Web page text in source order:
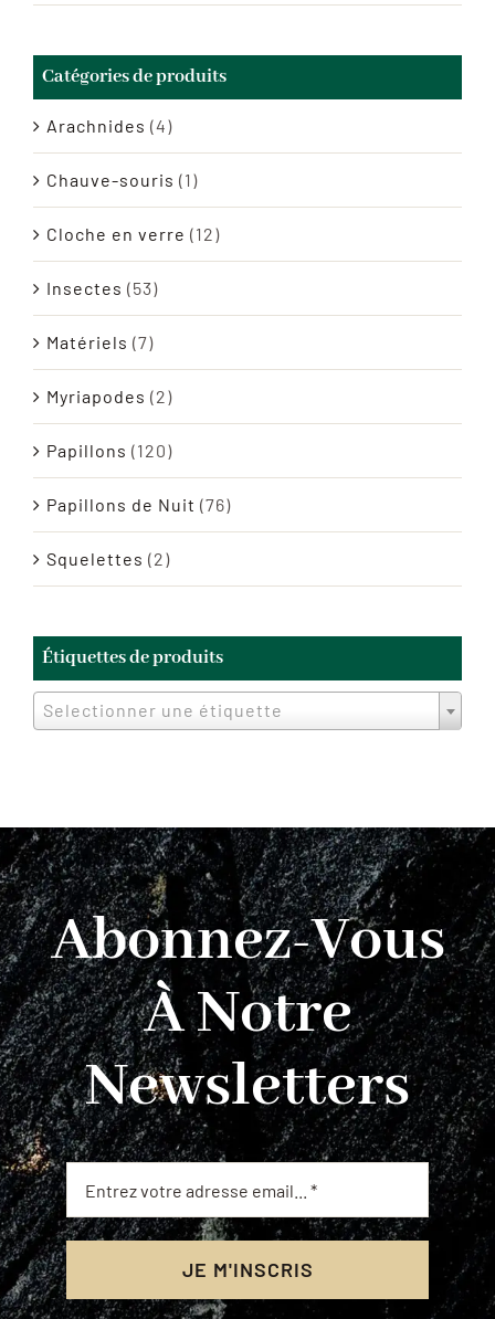
Catégories de produits
Arachnides (4)
Chauve-souris (1)
Cloche en verre (12)
Insectes (53)
Matériels (7)
Myriapodes (2)
Papillons (120)
Papillons de Nuit (76)
Squelettes (2)
Étiquettes de produits
Selectionner une étiquette
Abonnez-Vous
À Notre
Newsletters
JE M'INSCRIS